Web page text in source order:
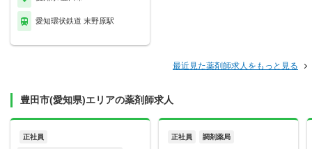
愛知環状鉄道 末野原駅
最近見た薬剤師求人をもっと見る
豊田市(愛知県)エリアの薬剤師求人
正社員 正社員 調剤薬局